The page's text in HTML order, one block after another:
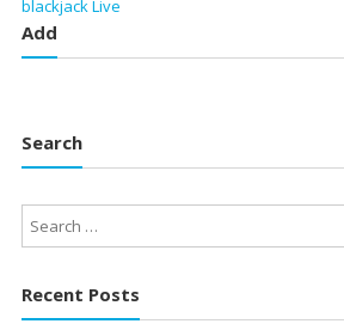
blackjack Live
Add
Search
Recent Posts